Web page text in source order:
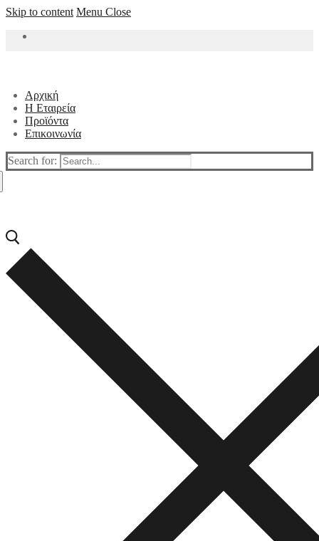
Skip to content Menu Close
Αρχική
Η Εταιρεία
Προϊόντα
Επικοινωνία
Search for: